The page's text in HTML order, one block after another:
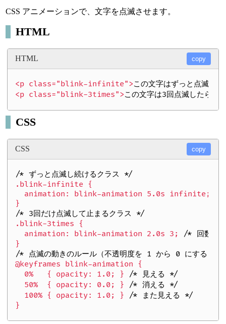
CSS アニメーションで、文字を点滅させます。
HTML
HTML copy
<p class="blink-infinite">この文字はずっと点滅しま
<p class="blink-3times">この文字は3回点滅したら止
CSS
CSS copy
/* ずっと点滅し続けるクラス */
.blink-infinite {
  animation: blink-animation 5.0s infinite;
/* 3回だけ点滅して止まるクラス */
.blink-3times {
  animation: blink-animation 2.0s 3;
/* 回数を
/* 点滅の動きのルール（不透明度を 1 から 0 にする）
@keyframes blink-animation {
  0%   { opacity: 1.0; }
/* 見える */
  50%  { opacity: 0.0; }
/* 消える */
  100% { opacity: 1.0; }
/* また見える */